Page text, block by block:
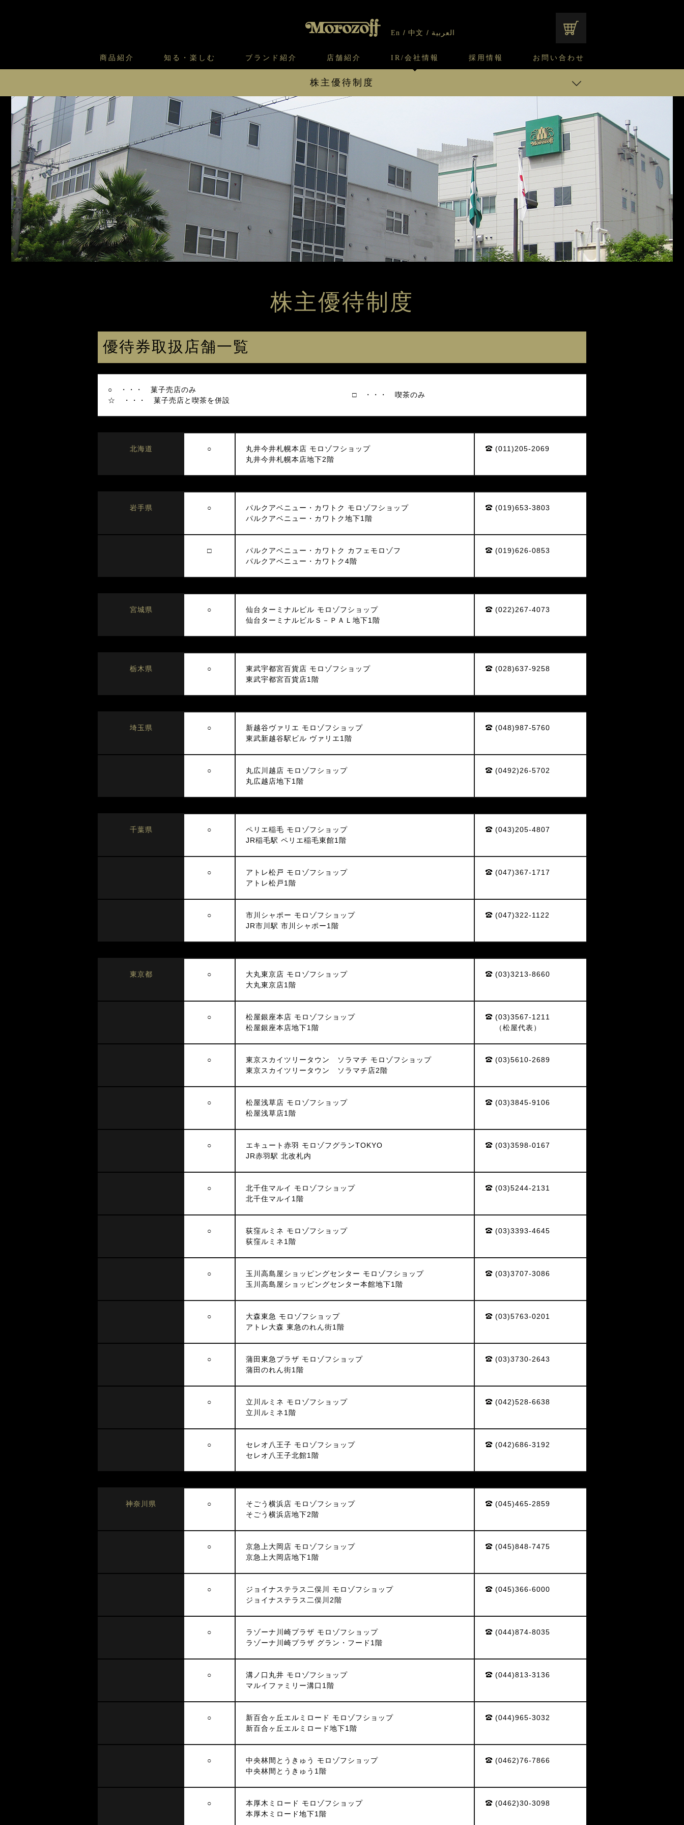
En 中文 العربية
商品紹介
ケーキ
サマーギフトセット
クッキー
フローズンスイーツ
北海道スイーツ工場 通信販売のご案内
知る・楽しむ
チーズケーキのこだわり
フルーツオブフルーツのこだわり
焼き菓子のこだわり
バレンタインとモロゾフについて
ブランド紹介
ガレット・ネージュ
キツネとレモン
ガレット オ ブール
カフェモロゾフ
モロゾフ エクラ
窯だしチーズケーキ
焼き菓子マルシェ／窯だしクッキー＆パイ
店舗紹介 IR/会社情報 採用情報
契約社員・アルバイト採用
お問い合わせ
オンラインショップについてのお問い合わ
お客様の声から
株主優待制度
投資家の皆様へのご挨拶 財務・業績ハイライト
中期経営計画
IRカレンダー
株式に関する情報
配当について
株主優待制度
株価情報
電子公告 よくあるご質問
IR情報に戻る
株主優待制度
優待券取扱店舗一覧
○ ・・・ 菓子売店のみ
☆ ・・・ 菓子売店と喫茶を併設
□ ・・・ 喫茶のみ
北海道 ○
丸井今井札幌本店 モロゾフショップ
丸井今井札幌本店地下2階
(011)205-2069
岩手県 ○
パルクアベニュー・カワトク モロゾフショップ
パルクアベニュー・カワトク地下1階
(019)653-3803
□
パルクアベニュー・カワトク カフェモロゾフ
パルクアベニュー・カワトク4階
(019)626-0853
宮城県 ○
仙台ターミナルビル モロゾフショップ
仙台ターミナルビルＳ－ＰＡＬ地下1階
(022)267-4073
栃木県 ○
東武宇都宮百貨店 モロゾフショップ
東武宇都宮百貨店1階
(028)637-9258
埼玉県 ○
新越谷ヴァリエ モロゾフショップ
東武新越谷駅ビル ヴァリエ1階
(048)987-5760
○
丸広川越店 モロゾフショップ
丸広越店地下1階
(0492)26-5702
千葉県 ○
ペリエ稲毛 モロゾフショップ
JR稲毛駅 ペリエ稲毛東館1階
(043)205-4807
○
アトレ松戸 モロゾフショップ
アトレ松戸1階
(047)367-1717
○
市川シャポー モロゾフショップ
JR市川駅 市川シャポー1階
(047)322-1122
東京都 ○
大丸東京店 モロゾフショップ
大丸東京店1階
(03)3213-8660
○
松屋銀座本店 モロゾフショップ
松屋銀座本店地下1階
(03)3567-1211
（松屋代表）
○
東京スカイツリータウン ソラマチ モロゾフショップ
東京スカイツリータウン ソラマチ店2階
(03)5610-2689
○
松屋浅草店 モロゾフショップ
松屋浅草店1階
(03)3845-9106
○
エキュート赤羽 モロゾフグランTOKYO
JR赤羽駅 北改札内
(03)3598-0167
○
北千住マルイ モロゾフショップ
北千住マルイ1階
(03)5244-2131
○
荻窪ルミネ モロゾフショップ
荻窪ルミネ1階
(03)3393-4645
○
玉川高島屋ショッピングセンター モロゾフショップ
玉川高島屋ショッピングセンター本館地下1階
(03)3707-3086
○
大森東急 モロゾフショップ
アトレ大森 東急のれん街1階
(03)5763-0201
○
蒲田東急プラザ モロゾフショップ
蒲田のれん街1階
(03)3730-2643
○
立川ルミネ モロゾフショップ
立川ルミネ1階
(042)528-6638
○
セレオ八王子 モロゾフショップ
セレオ八王子北館1階
(042)686-3192
神奈川県 ○
そごう横浜店 モロゾフショップ
そごう横浜店地下2階
(045)465-2859
○
京急上大岡店 モロゾフショップ
京急上大岡店地下1階
(045)848-7475
○
ジョイナステラス二俣川 モロゾフショップ
ジョイナステラス二俣川2階
(045)366-6000
○
ラゾーナ川崎プラザ モロゾフショップ
ラゾーナ川崎プラザ グラン・フード1階
(044)874-8035
○
溝ノ口丸井 モロゾフショップ
マルイファミリー溝口1階
(044)813-3136
○
新百合ヶ丘エルミロード モロゾフショップ
新百合ヶ丘エルミロード地下1階
(044)965-3032
○
中央林間とうきゅう モロゾフショップ
中央林間とうきゅう1階
(0462)76-7866
○
本厚木ミロード モロゾフショップ
本厚木ミロード地下1階
(0462)30-3098